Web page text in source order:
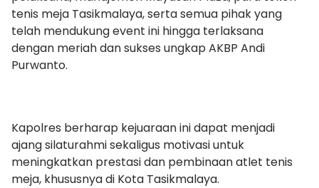
tenis meja Tasikmalaya, serta semua pihak yang
telah mendukung event ini hingga terlaksana
dengan meriah dan sukses ungkap AKBP Andi
Purwanto.
Kapolres berharap kejuaraan ini dapat menjadi
ajang silaturahmi sekaligus motivasi untuk
meningkatkan prestasi dan pembinaan atlet tenis
meja, khususnya di Kota Tasikmalaya.